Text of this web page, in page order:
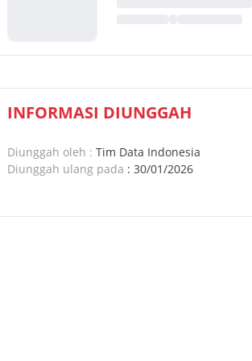
INFORMASI DIUNGGAH
Diunggah oleh : Tim Data Indonesia
Diunggah ulang pada : 30/01/2026